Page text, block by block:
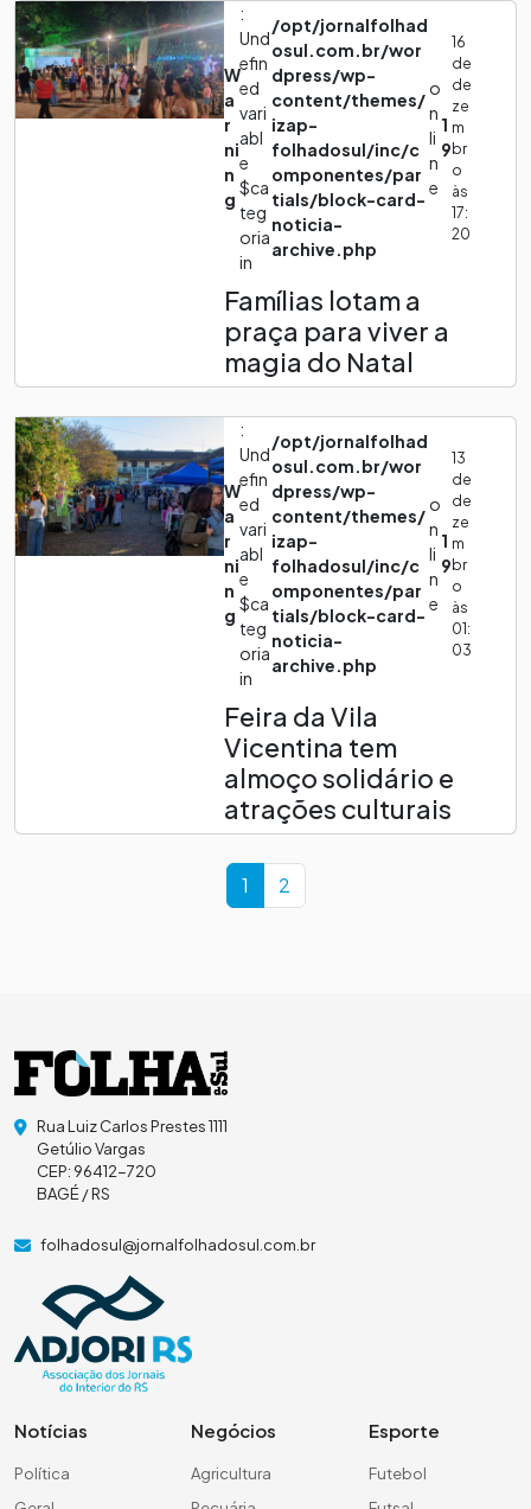
W
a
r
ni
n
g
:
Und
efin
ed
vari
abl
e
$ca
teg
oria
in
/opt/jornalfolhad
osul.com.br/wor
dpress/wp-
content/themes/
izap-
folhadosul/inc/c
omponentes/par
tials/block-card-
noticia-
archive.php
o
n
li
n
e
1
9
16
de
de
ze
m
br
o
às
17:
20
Famílias lotam a
praça para viver a
magia do Natal
W
a
r
ni
n
g
:
Und
efin
ed
vari
abl
e
$ca
teg
oria
in
/opt/jornalfolhad
osul.com.br/wor
dpress/wp-
content/themes/
izap-
folhadosul/inc/c
omponentes/par
tials/block-card-
noticia-
archive.php
o
n
li
n
e
1
9
13
de
de
ze
m
br
o
às
01:
03
Feira da Vila
Vicentina tem
almoço solidário e
atrações culturais
Current Page
1 Page
2
Rua Luiz Carlos Prestes 1111
Getúlio Vargas
CEP: 96412-720
BAGÉ / RS
folhadosul@jornalfolhadosul.com.br
Notícias
Política
Negócios
Agricultura
Esporte
Futebol